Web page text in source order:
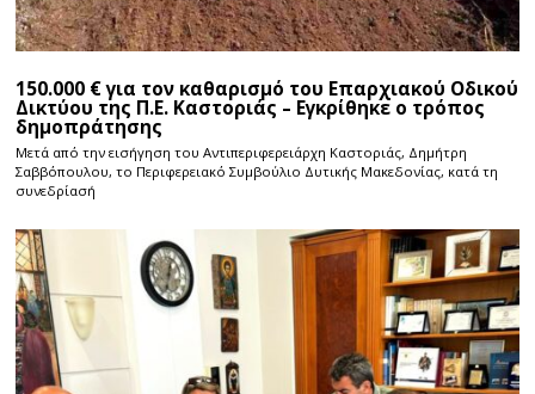
150.000 € για τον καθαρισμό του Επαρχιακού Οδικού
Δικτύου της Π.Ε. Καστοριάς – Εγκρίθηκε ο τρόπος
δημοπράτησης
Μετά από την εισήγηση του Αντιπεριφερειάρχη Καστοριάς, Δημήτρη
Σαββόπουλου, το Περιφερειακό Συμβούλιο Δυτικής Μακεδονίας, κατά τη
συνεδρίασή